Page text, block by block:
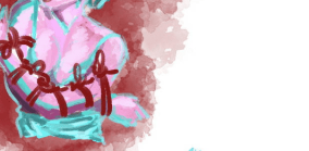
CINÉMA
LITTÉRATURE
ÉCONOMIE
SPORT
MÉDIAS
SANTÉ
instagram
email email-
form